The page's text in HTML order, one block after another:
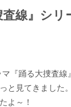
査線』シ
『踊る大捜査線
と見てきました
よ～！